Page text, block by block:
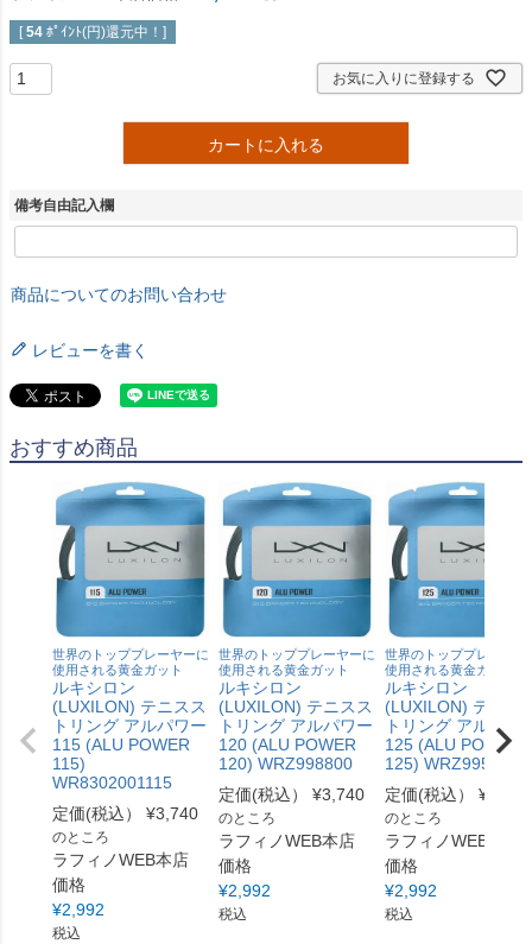
[ 54 ﾎﾟｲﾝﾄ(円)還元中！]
お気に入りに登録する
カートに入れる
備考自由記入欄
商品についてのお問い合わせ
レビューを書く
おすすめ商品
世界のトッププレーヤーに
使用される黄金ガット
ルキシロン
(LUXILON) テニスス
トリング アルパワー
115 (ALU POWER
115)
WR8302001115
定価(税込）
¥3,740
のところ
ラフィノWEB本店
価格
¥2,992
税込
世界のトッププレーヤーに
使用される黄金ガット
ルキシロン
(LUXILON) テニスス
トリング アルパワー
120 (ALU POWER
120) WRZ998800
定価(税込）
¥3,740
のところ
ラフィノWEB本店
価格
¥2,992
税込
世界のトッププレーヤー
使用される黄金ガット
ルキシロン
(LUXILON) テニス
トリング アルパワ
125 (ALU POWER
125)
定価(税込）
¥
のところ
ラフィノWEB本店
価格
¥2,992
税込